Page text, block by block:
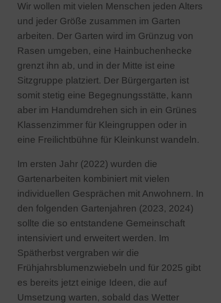
Wir wollen mit vielen Menschen jeden Alters
und jeder Größe zusammen im Garten
arbeiten. Der Garten wird im Grünzug von
Rasen umgeben, eine Hainbuchenhecke
grenzt ihn ab, und in der Mitte ist eine
Sitzgruppe platziert. Der Bürgergarten ist
somit stetig eine Begegnungsstätte, kann
aber im Handumdrehen sich in ein Grünes
Klassenzimmer für Kleingruppen oder in
eine Freilichtbühne für Kleinkunst wandeln.
Im ersten Jahr (2022) wurden die
Gartenarbeiten kombiniert mit vielen
individuellen Gesprächen mit Anwohnern. In
den folgenden Gartenjahren (2023, 2024)
sollte die so entstandene Gemeinschaft
intensiviert und erweitert werden. Im
Spätherbst vergraben wir die
Frühjahrsblumenzwiebeln und für 2025 gibt
es bereits jetzt einige Ideen, die auf
Umsetzung warten, sobald das Wetter